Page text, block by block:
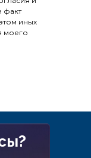
факт
иных
моего